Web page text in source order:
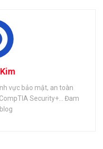
vực bảo mật, an toàn
Security+... Đam